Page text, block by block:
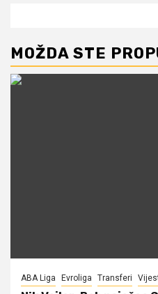
MOŽDA STE
ABA Liga Evroliga Transferi